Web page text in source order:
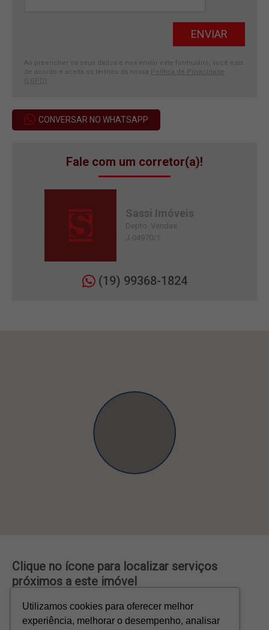
Ao preencher os seus dados e nos enviar este formulário, você está
de acordo e aceita os termos da nossa Política de Privacidade
(LGPD)
CONVERSAR NO WHATSAPP
Fale com um corretor(a)!
Sassi Imóveis
Depto. Vendas
J-04970/1
(19) 99368-1824